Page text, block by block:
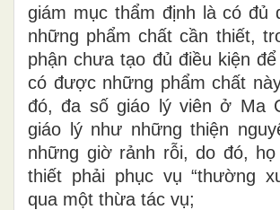
giám mục thẩm định là có đủ
những phẩm chất cần thiết,
phận chưa tạo đủ điều kiện
có được những phẩm chất
đó, đa số giáo lý viên ở Ma
giáo lý như những thiện
những giờ rảnh rỗi, do đó, họ
thiết phải phục vụ “thường
qua một thừa tác vụ;